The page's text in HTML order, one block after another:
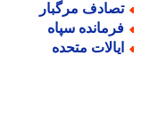
مرگبار
سپاه
متحده